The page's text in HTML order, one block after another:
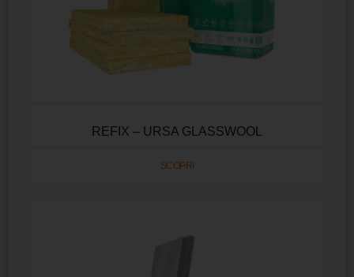
REFIX – URSA GLASSWOOL
SCOPRI